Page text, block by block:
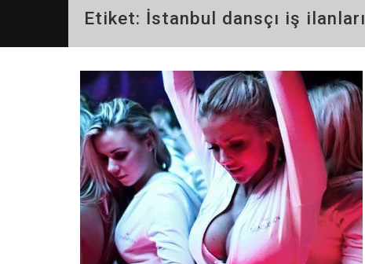
Etiket: İstanbul dansçı iş ilanları